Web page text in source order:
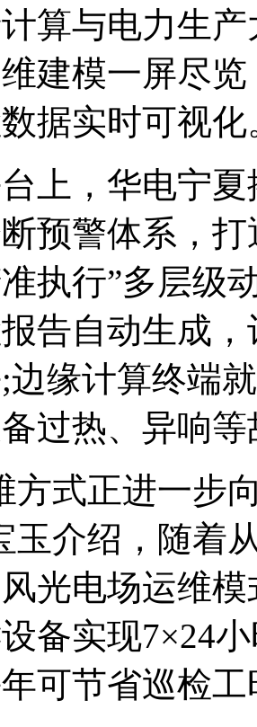
算与电力生
建模一屏尽
据实时可视化
上，华电宁
预警体系，
执行”多层级
告自动生成
边缘计算终端
过热、异响
方式正进一步
玉介绍，随着
光电场运维
备实现7×24
可节省巡检工